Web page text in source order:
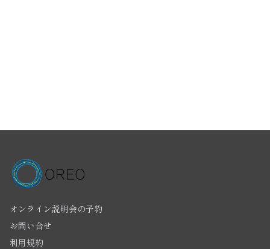
オンライン説明会の予約
お問い合せ
利用規約